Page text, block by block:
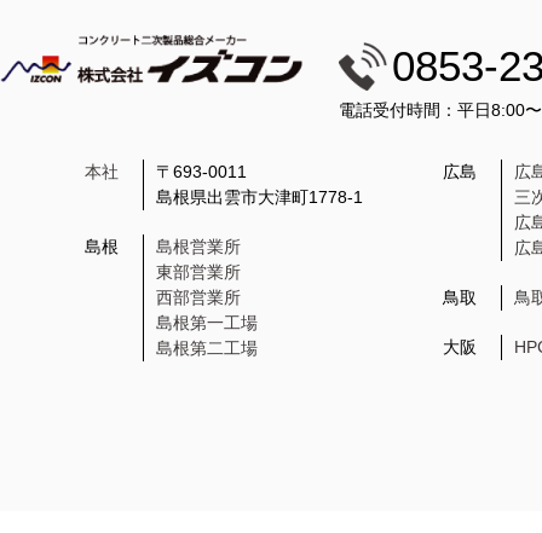
0853-
電話受付時間：平日8:00
本社
〒693-0011
島根県出雲市大津町1778-1
島根
島根営業所
東部営業所
西部営業所
島根第一工場
島根第二工場
広島
広
三
広
広
鳥取 鳥
大阪